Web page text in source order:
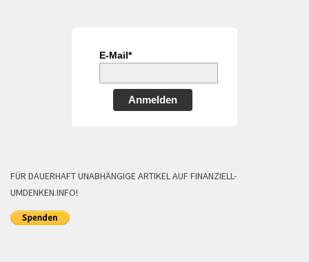
E-Mail*
Anmelden
FÜR DAUERHAFT UNABHÄNGIGE ARTIKEL AUF FINANZIELL-
UMDENKEN.INFO!